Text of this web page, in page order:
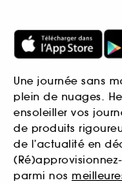
Une journée sans
plein de nuages.
ensoleiller vos
de produits
de l’actualité en
parmi nos